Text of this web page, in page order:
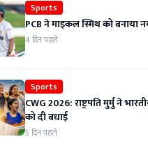
Sports
PCB ने माइकल स्मिथ को बनाया
4 दिन पहले
Sports
CWG 2026: राष्ट्रपति मुर्मु ने
को दी बधाई
5 दिन पहले